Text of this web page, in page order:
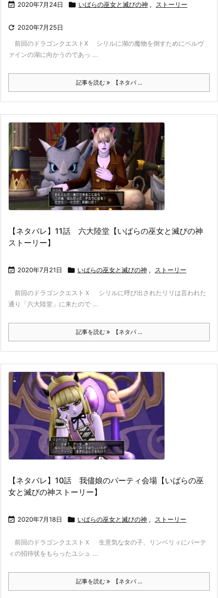
 2020年7月24日  いばらの巫女と滅びの神 , ストーリー
 2020年7月25日
前回のドラゴンクエストX シリルに湖の魔物を倒すためにベルヴ
ァインの湖に向かうのであっ ...
記事を読む 【ネタバ ...
【ネタバレ】11話 六大陸堂【いばらの巫女と滅びの神
ストーリー】
 2020年7月21日  いばらの巫女と滅びの神 , ストーリー
前回のドラゴンクエストＸ シリルに呼び出されたリリは言われた
通り「六大陸堂」に来たので ...
記事を読む 【ネタバ ...
【ネタバレ】10話 我儘娘のパーティ会場【いばらの巫
女と滅びの神ストーリー】
 2020年7月18日  いばらの巫女と滅びの神 , ストーリー
前回のドラゴンクエストＸ 生意気な女の子、リンベリィにパーテ
ィの招待状をもらったユシュ ...
記事を読む 【ネタバ ...